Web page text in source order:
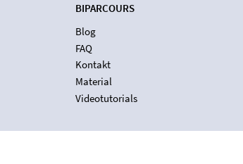
BIPARCOURS
Blog
FAQ
Kontakt
Material
Videotutorials